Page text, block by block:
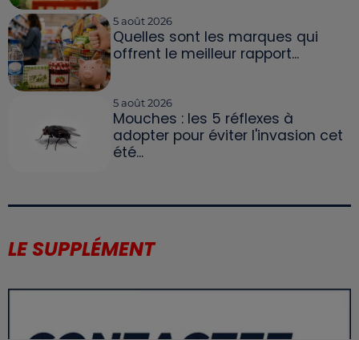
5 août 2026
Quelles sont les marques qui
offrent le meilleur rapport...
5 août 2026
Mouches : les 5 réflexes à
adopter pour éviter l'invasion cet
été...
LE SUPPLÉMENT